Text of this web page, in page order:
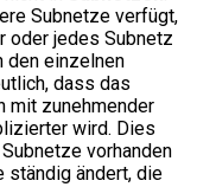
Subnetze verfügt,
oder jedes Subnetz
den einzelnen
dass das
mit zunehmender
wird. Dies
vorhanden
ständig ändert, die